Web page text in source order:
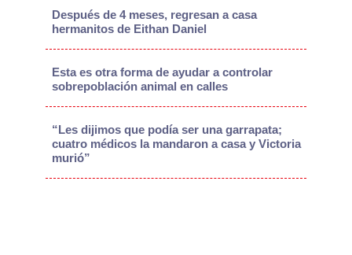
Después de 4 meses, regresan a casa
hermanitos de Eithan Daniel
Esta es otra forma de ayudar a controlar
sobrepoblación animal en calles
“Les dijimos que podía ser una garrapata;
cuatro médicos la mandaron a casa y Victoria
murió”